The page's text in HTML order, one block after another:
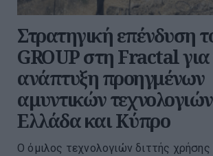
Στρατηγική επένδυση
GROUP στη Fractal
ανάπτυξη προηγμένων
αμυντικών
Ελλάδα και Κύπρο
Ο όμιλος τεχνολογιών διττής χρήσης